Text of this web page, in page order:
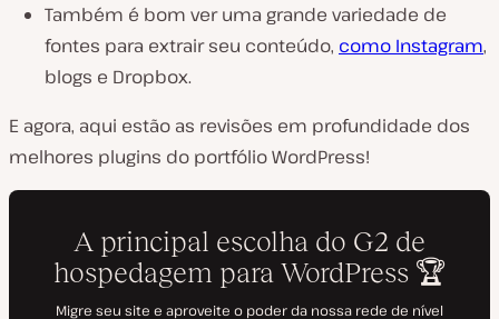
Também é bom ver uma grande variedade de
fontes para extrair seu conteúdo, como Instagram,
blogs e Dropbox.
E agora, aqui estão as revisões em profundidade dos
melhores plugins do portfólio WordPress!